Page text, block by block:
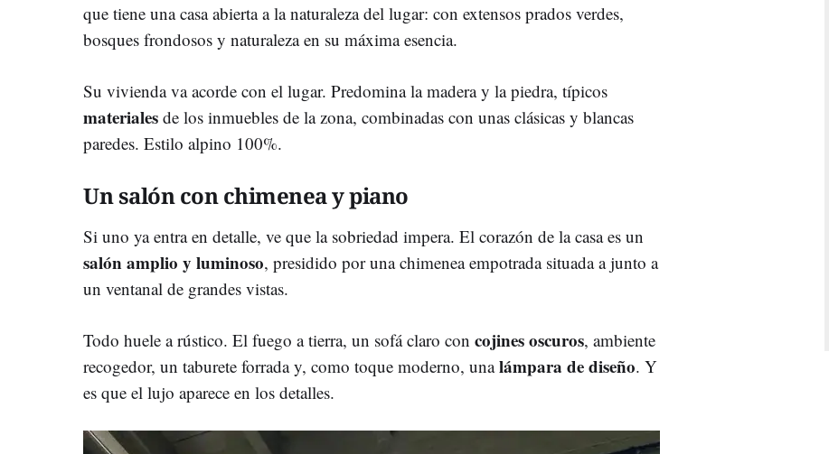
que tiene una casa abierta a la naturaleza del lugar: con extensos prados verdes,
bosques frondosos y naturaleza en su máxima esencia.
Su vivienda va acorde con el lugar. Predomina la madera y la piedra, típicos
materiales de los inmuebles de la zona, combinadas con unas clásicas y blancas
paredes. Estilo alpino 100%.
Un salón con chimenea y piano
Si uno ya entra en detalle, ve que la sobriedad impera. El corazón de la casa es un
salón amplio y luminoso, presidido por una chimenea empotrada situada a junto a
un ventanal de grandes vistas.
Todo huele a rústico. El fuego a tierra, un sofá claro con cojines oscuros, ambiente
recogedor, un taburete forrada y, como toque moderno, unalámpara de diseño. Y
es que el lujo aparece en los detalles.